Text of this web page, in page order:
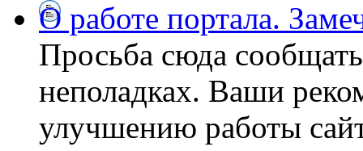
О работе портала.
Просьба сюда
неполадках. Ваши
улучшению работы